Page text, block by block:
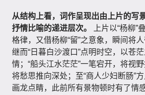
从结构上看，词作呈现出由上片的写
抒情比喻的递进层次。
上片以“杨柳”
格律，又借杨柳“留”之意象，瞬间将
继而“日暮白沙渡口”点明时空，以苍
情；“船头江水茫茫”一笔宕开，将视
将愁思推向深处；至“商人少妇断肠”
画龙点睛，此前所有景物顿时有了情